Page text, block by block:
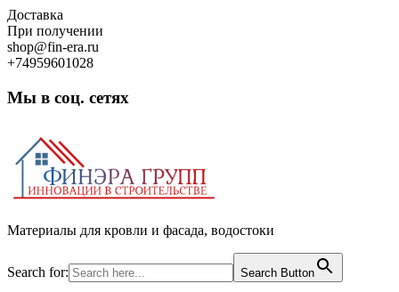
Skip
to
content
Доставка
При получении
shop@fin-era.ru
+74959601028
Мы в соц. сетях
Материалы для кровли и фасада, водостоки
Search for: Search Button